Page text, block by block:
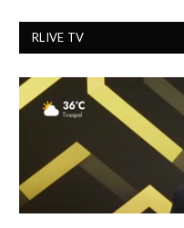
RLIVE TV